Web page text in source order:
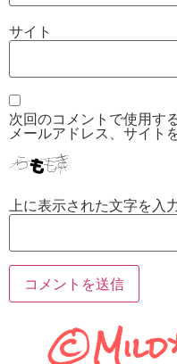
サイト
次回のコメントで使用す
メールアドレス、サイト
上に表示された文字を入